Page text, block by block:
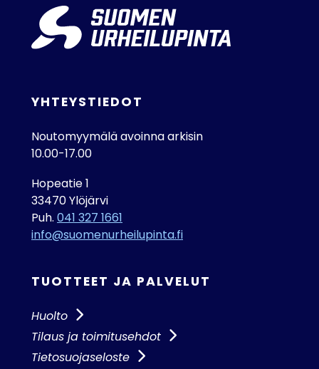
YHTEYSTIEDOT
Noutomyymälä avoinna arkisin
10.00-17.00
Hopeatie 1
33470 Ylöjärvi
Puh.041 327 1661
info@suomenurheilupinta.fi
TUOTTEET JA PALVELUT
Huolto
Tilaus ja toimitusehdot
Tietosuojaseloste